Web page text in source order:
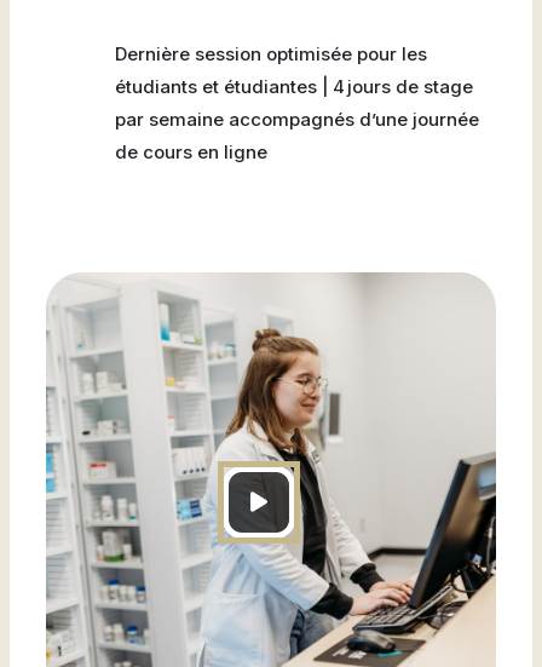
Dernière session optimisée pour les
étudiants et étudiantes | 4 jours de stage
par semaine accompagnés d’une journée
de cours en ligne